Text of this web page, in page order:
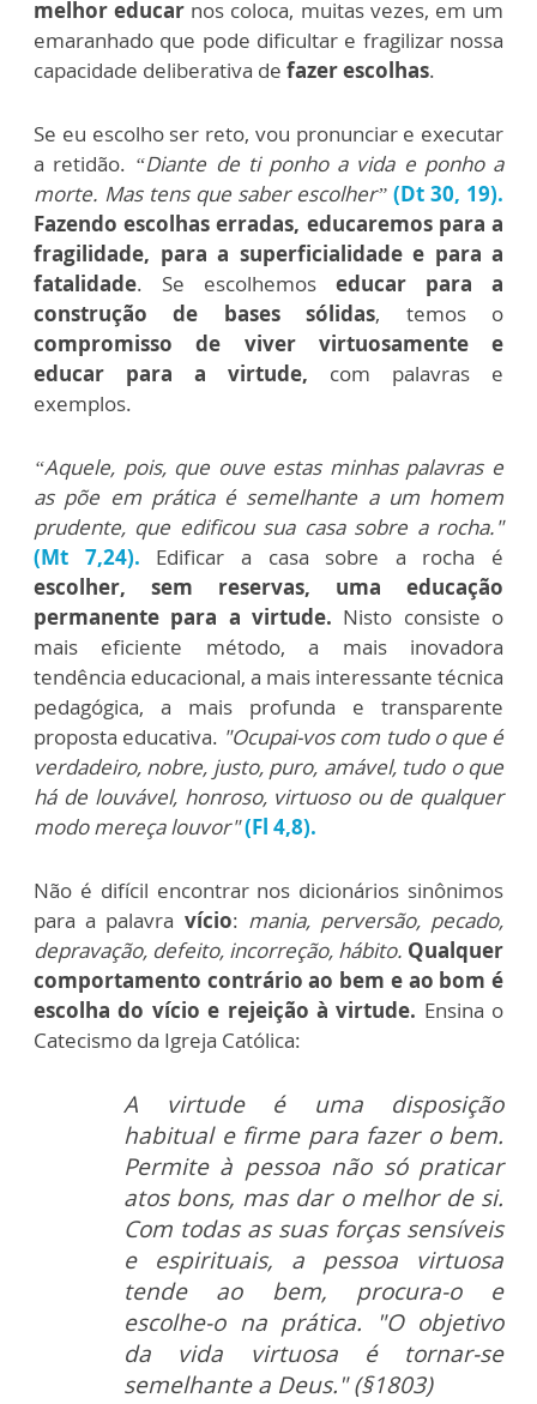
melhor educar nos coloca, muitas vezes, em um
emaranhado que pode dificultar e fragilizar nossa
capacidade deliberativa de fazer escolhas.
Se eu escolho ser reto, vou pronunciar e executar
a retidão. “Diante de ti ponho a vida e ponho a
morte. Mas tens que saber escolher” (Dt 30, 19).
Fazendo escolhas erradas, educaremos para a
fragilidade, para a superficialidade e para a
fatalidade. Se escolhemos educar para a
construção de bases sólidas, temos o
compromisso de viver virtuosamente e
educar para a virtude, com palavras e
exemplos.
“Aquele, pois, que ouve estas minhas palavras e
as põe em prática é semelhante a um homem
prudente, que edificou sua casa sobre a rocha."
(Mt 7,24). Edificar a casa sobre a rocha é
escolher, sem reservas, uma educação
permanente para a virtude. Nisto consiste o
mais eficiente método, a mais inovadora
tendência educacional, a mais interessante técnica
pedagógica, a mais profunda e transparente
proposta educativa. "Ocupai-vos com tudo o que é
verdadeiro, nobre, justo, puro, amável, tudo o que
há de louvável, honroso, virtuoso ou de qualquer
modo mereça louvor"(Fl 4,8).
Não é difícil encontrar nos dicionários sinônimos
para a palavra vício: mania, perversão, pecado,
depravação, defeito, incorreção, hábito. Qualquer
comportamento contrário ao bem e ao bom é
escolha do vício e rejeição à virtude. Ensina o
Catecismo da Igreja Católica:
A virtude é uma disposição
habitual e firme para fazer o bem.
Permite à pessoa não só praticar
atos bons, mas dar o melhor de si.
Com todas as suas forças sensíveis
e espirituais, a pessoa virtuosa
tende ao bem, procura-o e
escolhe-o na prática. "O objetivo
da vida virtuosa é tornar-se
semelhante a Deus." (§1803)